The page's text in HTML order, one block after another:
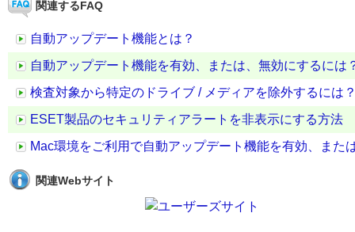
関連するFAQ
自動アップデート機能とは？
自動アップデート機能を有効、または、無効にするには
検査対象から特定のドライブ / メディアを除外するには
ESET製品のセキュリティアラートを非表示にする方法
Mac環境をご利用で自動アップデート機能を有効、また
関連Webサイト